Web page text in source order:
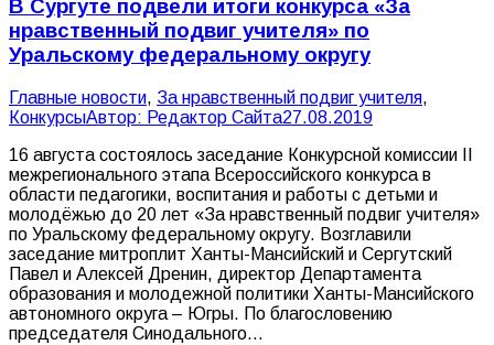
В Сургуте подвели итоги конкурса «За
нравственный подвиг учителя» по
Уральскому федеральному округу
Главные новости, За нравственный подвиг учителя,
КонкурсыАвтор: Редактор Сайта27.08.2019
16 августа состоялось заседание Конкурсной комиссии II
межрегионального этапа Всероссийского конкурса в
области педагогики, воспитания и работы с детьми и
молодёжью до 20 лет «За нравственный подвиг учителя»
по Уральскому федеральному округу. Возглавили
заседание митроплит Ханты-Мансийский и Сергутский
Павел и Алексей Дренин, директор Департамента
образования и молодежной политики Ханты-Мансийского
автономного округа – Югры. По благословению
председателя Синодального…